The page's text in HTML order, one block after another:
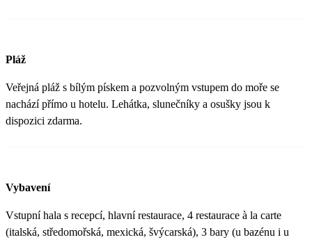
Pláž
Veřejná pláž s bílým pískem a pozvolným vstupem do moře se
nachází přímo u hotelu. Lehátka, slunečníky a osušky jsou k
dispozici zdarma.
Vybavení
Vstupní hala s recepcí, hlavní restaurace, 4 restaurace à la carte
(italská, středomořská, mexická, švýcarská), 3 bary (u bazénu i u